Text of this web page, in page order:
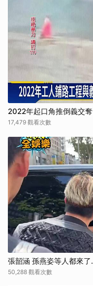
2022年起口角推倒義交
17,479 觀看次數
張韶涵 孫燕姿等人都來
50,288 觀看次數